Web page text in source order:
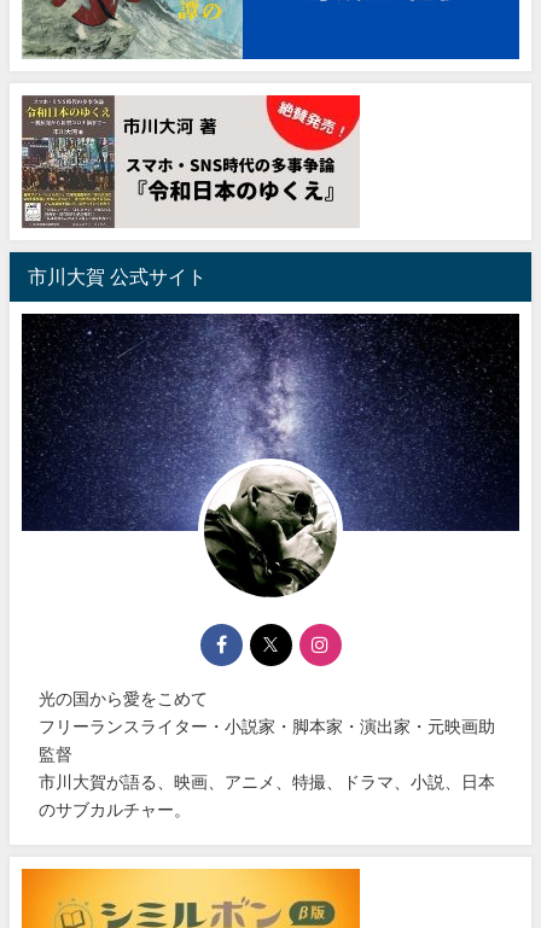
市川大賀 公式サイト
光の国から愛をこめて
フリーランスライター・小説家・脚本家・演出家・元映画助
監督
市川大賀が語る、映画、アニメ、特撮、ドラマ、小説、日本
のサブカルチャー。